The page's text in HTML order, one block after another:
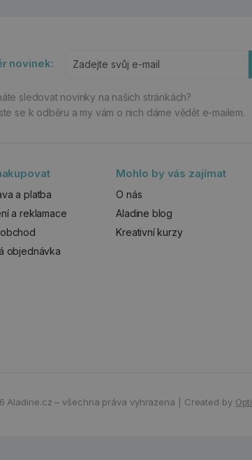
novinek:
sledovat novinky na našich stránkách?
se k odběru a my vám o nich dáme vědět e-mailem.
a platba
a reklamace
objednávka
Mohlo by vás zajímat
O nás
Aladine blog
Kreativní kurzy
Aladine.cz – všechna práva vyhrazena Created by